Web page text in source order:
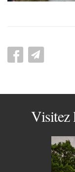
Visitez